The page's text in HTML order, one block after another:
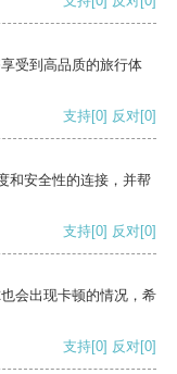
受到高品质的旅行体
支持[0] 反对[0]
和安全性的连接，并帮
支持[0] 反对[0]
会出现卡顿的情况，希
支持[0] 反对[0]